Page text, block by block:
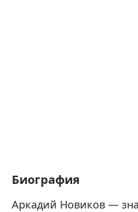
Биография
Аркадий Новиков —